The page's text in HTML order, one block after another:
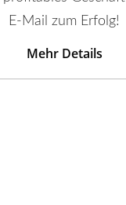
E-Mail zum Erfolg!
Mehr Details